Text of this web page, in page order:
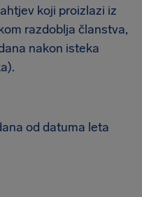
koji proizlazi iz
razdoblja članstva,
nakon isteka
od datuma leta